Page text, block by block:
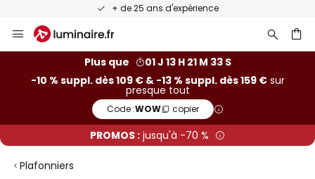
+ de 25 ans d'expérience
Allez
au
Plus que
01 J 13 H 21 M 32 S
-10 % suppl. dès 109 € & -13 % suppl. dès 159 €sur
presque tout
Code :WOW copier
PROMOS : jusqu'à -70 %
Plafonniers